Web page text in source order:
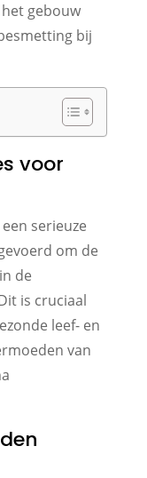
gebouw
bij
voor
serieuze
om de
de
is cruciaal
leef- en
van